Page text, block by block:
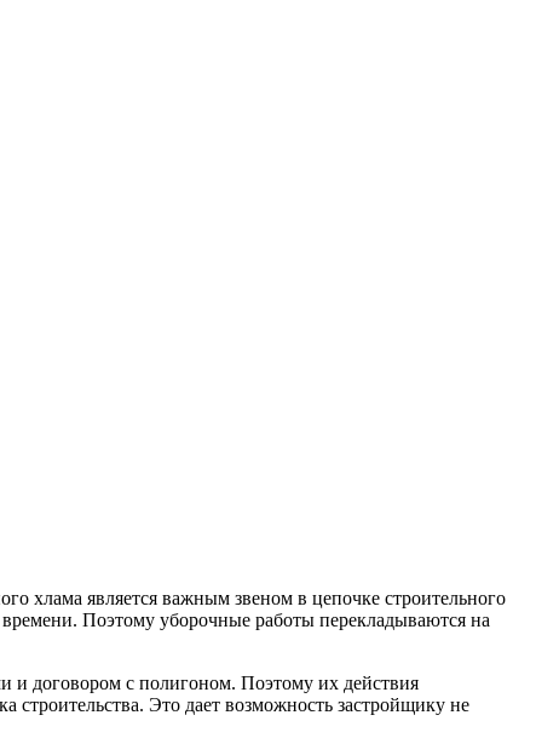
хлама является важным звеном в цепочке строительного
Поэтому уборочные работы перекладываются на
и договором с полигоном. Поэтому их действия
строительства. Это дает возможность застройщику не